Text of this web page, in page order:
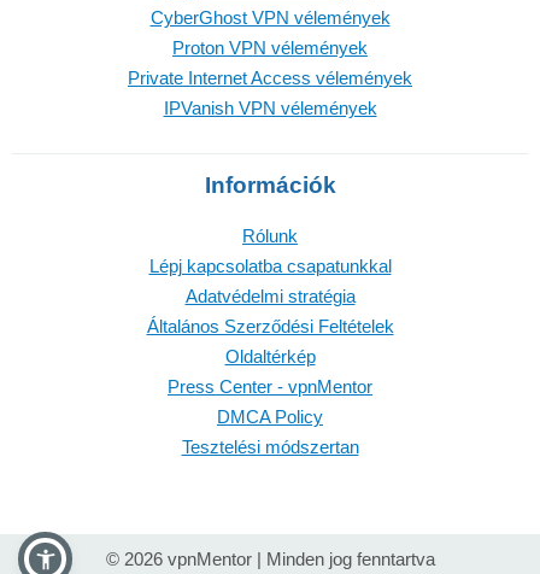
CyberGhost VPN vélemények
Proton VPN vélemények
Private Internet Access vélemények
IPVanish VPN vélemények
Információk
Rólunk
Lépj kapcsolatba csapatunkkal
Adatvédelmi stratégia
Általános Szerződési Feltételek
Oldaltérkép
Press Center - vpnMentor
DMCA Policy
Tesztelési módszertan
© 2026 vpnMentor | Minden jog fenntartva